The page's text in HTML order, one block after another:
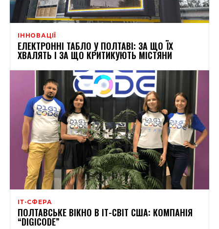
ІННОВАЦІЇ
ЕЛЕКТРОННІ ТАБЛО У ПОЛТАВІ: ЗА ЩО ЇХ
ХВАЛЯТЬ І ЗА ЩО КРИТИКУЮТЬ МІСТЯНИ
ІТ-СФЕРА
ПОЛТАВСЬКЕ ВІКНО В ІТ-СВІТ США: КОМПАНІЯ
“DIGICODE”